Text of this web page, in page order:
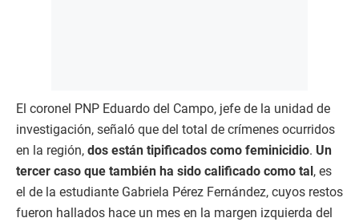
El coronel PNP Eduardo del Campo, jefe de la unidad de
investigación, señaló que del total de crímenes ocurridos
en la región, dos están tipificados como feminicidio. Un
tercer caso que también ha sido calificado como tal , es
el de la estudiante Gabriela Pérez Fernández, cuyos restos
fueron hallados hace un mes en la margen izquierda del